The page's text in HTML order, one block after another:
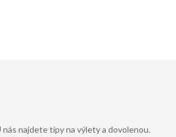
najdete tipy na výlety a dovolenou.